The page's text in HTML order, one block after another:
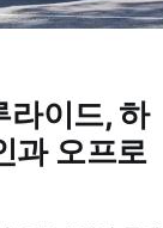
이드, 하
과 오프로